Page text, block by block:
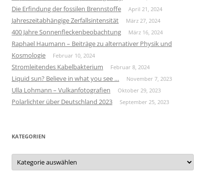
Die Erfindung der fossilen Brennstoffe April 21, 2024
Jahreszeitabhängige Zerfallsintensität März 27, 2024
400 Jahre Sonnenfleckenbeobachtung März 16, 2024
Raphael Haumann – Beiträge zu alternativer Physik und
Kosmologie
Februar 10, 2024
Stromleitendes Kabelbakterium Februar 8, 2024
Liquid sun? Believe in what you see … November 7, 2023
Ulla Lohmann – Vulkanfotografien Oktober 29, 2023
Polarlichter über Deutschland 2023 September 25, 2023
KATEGORIEN
Kategorien